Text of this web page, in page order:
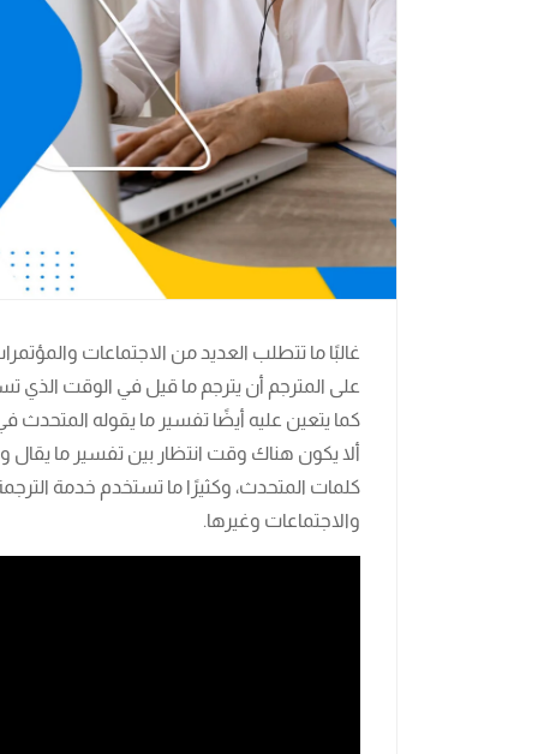
غالبًا ما تتطلب العديد من الاجتماعات
على المترجم أن يترجم ما قيل في الوقت الذي
كما يتعين عليه أيضًا تفسير ما يقوله
ألا يكون هناك وقت انتظار بين تفسير ما يقال
كلمات المتحدث، وكثيرًا ما تستخدم خدمة
والاجتماعات وغيرها.